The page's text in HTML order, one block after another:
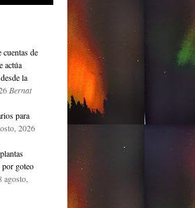
de
actúa
la
Bernat
para
2026
por goteo
agosto,